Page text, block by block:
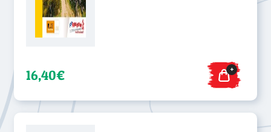
16,40€ +